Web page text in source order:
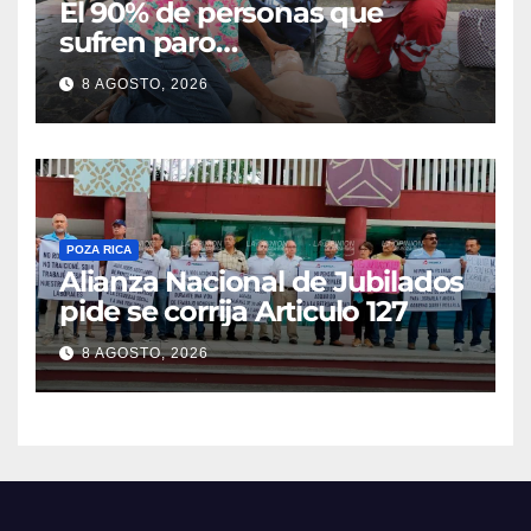
El 90% de personas que
sufren paro
cardiorrespiratorio mueren
8 AGOSTO, 2026
POZA RICA
Alianza Nacional de Jubilados
pide se corrija Articulo 127
8 AGOSTO, 2026